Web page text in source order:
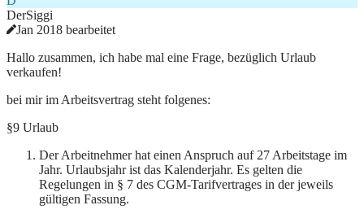
DerSiggi
Jan 2018 bearbeitet
Hallo zusammen, ich habe mal eine Frage, bezüglich Urlaub
verkaufen!
bei mir im Arbeitsvertrag steht folgenes:
§9 Urlaub
Der Arbeitnehmer hat einen Anspruch auf 27 Arbeitstage im
Jahr. Urlaubsjahr ist das Kalenderjahr. Es gelten die
Regelungen in § 7 des CGM-Tarifvertrages in der jeweils
gültigen Fassung.